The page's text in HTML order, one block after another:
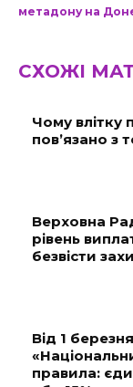
метадону на
СХОЖІ
Чому влітку
пов’язано з
Верховна
рівень
безвісти
Від 1
правила: